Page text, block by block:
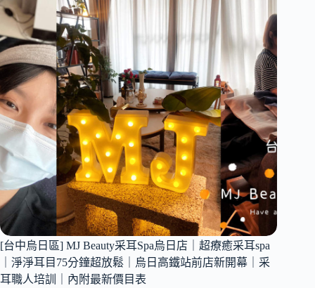
目掏
｜
頭
部
耳
道
舒
壓
放
鬆
｜
頭
部
舒
刮
鬆
[台中烏日區] MJ Beauty采耳Spa烏日店｜超療癒采耳spa
｜淨淨耳目75分鐘超放鬆｜烏日高鐵站前店新開幕｜采
耳職人培訓｜內附最新價目表